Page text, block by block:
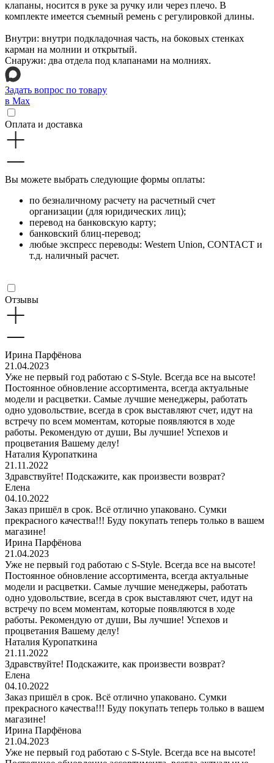
клапаны, носится в руке за ручку или через плечо. В
комплекте имеется съемный ремень с регулировкой длины.
Внутри: внутри подкладочная часть, на боковых стенках
карман на молнии и открытый.
Снаружи: два отдела под клапанами на молниях.
Задать вопрос по товару
в Max
Оплата и доставка
Вы можете выбрать следующие формы оплаты:
по безналичному расчету на расчетный счет
организации (для юридических лиц);
перевод на банковскую карту;
банковский блиц-перевод;
любые экспресс переводы: Western Union, CONTACT и
т.д. наличный расчет.
Отзывы
Ирина Парфёнова
21.04.2023
Уже не первый год работаю с S-Style. Всегда все на высоте!
Постоянное обновление ассортимента, всегда актуальные
модели и расцветки. Самые лучшие менеджеры, работать
одно удовольствие, всегда в срок выставляют счет, идут на
встречу по всем моментам, которые появляются в ходе
работы. Рекомендую от души, Вы лучшие! Успехов и
процветания Вашему делу!
Наталия Куропаткина
21.11.2022
Здравствуйте! Подскажите, как произвести возврат?
Елена
04.10.2022
Заказ пришёл в срок. Всё отлично упаковано. Сумки
прекрасного качества!!! Буду покупать теперь только в вашем
магазине!
Ирина Парфёнова
21.04.2023
Уже не первый год работаю с S-Style. Всегда все на высоте!
Постоянное обновление ассортимента, всегда актуальные
модели и расцветки. Самые лучшие менеджеры, работать
одно удовольствие, всегда в срок выставляют счет, идут на
встречу по всем моментам, которые появляются в ходе
работы. Рекомендую от души, Вы лучшие! Успехов и
процветания Вашему делу!
Наталия Куропаткина
21.11.2022
Здравствуйте! Подскажите, как произвести возврат?
Елена
04.10.2022
Заказ пришёл в срок. Всё отлично упаковано. Сумки
прекрасного качества!!! Буду покупать теперь только в вашем
магазине!
Ирина Парфёнова
21.04.2023
Уже не первый год работаю с S-Style. Всегда все на высоте!